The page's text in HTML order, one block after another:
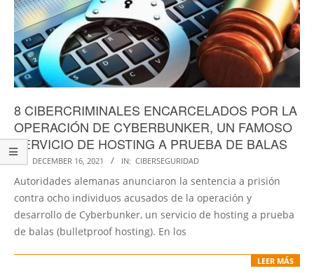
8 CIBERCRIMINALES ENCARCELADOS POR LA
OPERACIÓN DE CYBERBUNKER, UN FAMOSO
SERVICIO DE HOSTING A PRUEBA DE BALAS
2021-
12-
16
DECEMBER 16, 2021 IN: CIBERSEGURIDAD
Autoridades alemanas anunciaron la sentencia a prisión
contra ocho individuos acusados de la operación y
desarrollo de Cyberbunker, un servicio de hosting a prueba
de balas (bulletproof hosting). En los
LEER MÁS